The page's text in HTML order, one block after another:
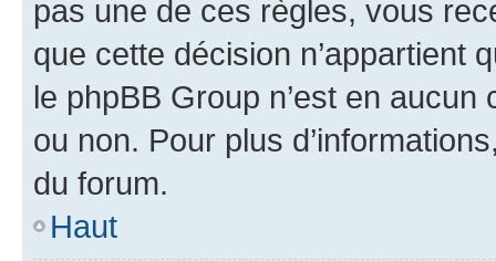
pas une de ces règles, vous
que cette décision n’appartient
le phpBB Group n’est en
ou non. Pour plus
du forum.
Haut